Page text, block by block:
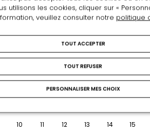
Samedi 23 mai 2026 - 14h30
Ville et nature. De la via Gluck à
urbainepar CarlosÁvila,
accès libre (salle de conférences
Gratuit
Une conférence sur le rôle
jouer les zones urbaines et leurs
Août
ME JE
10 11 12 13 14 15
utilisons les cookies, cliquer sur «
veuillez consulter notre politique
TOUT ACCEPTER
TOUT REFUSER
PERSONNALISER MES CHOIX